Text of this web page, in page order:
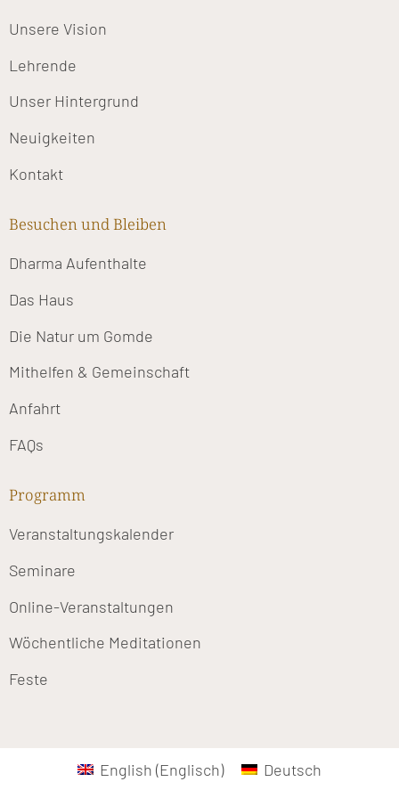
Unsere Vision
Lehrende
Unser Hintergrund
Neuigkeiten
Kontakt
Besuchen und Bleiben
Dharma Aufenthalte
Das Haus
Die Natur um Gomde
Mithelfen & Gemeinschaft
Anfahrt
FAQs
Programm
Veranstaltungskalender
Seminare
Online-Veranstaltungen
Wöchentliche Meditationen
Feste
English (Englisch) Deutsch